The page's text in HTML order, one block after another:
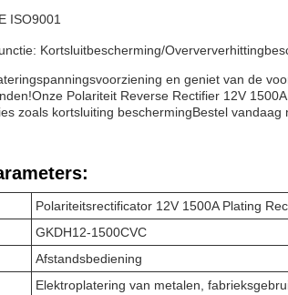
ISO9001
Kortsluitbescherming/
en geniet van de
Polariteit Reverse Rectifier 12V
zoals kortsluiting beschermingBestel
Polariteitsrectificator 12V 1500A Plating
GKDH12-1500CVC
Afstandsbediening
Elektroplatering van metalen,